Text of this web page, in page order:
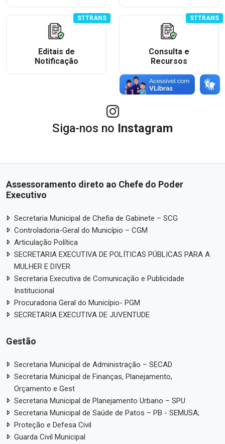
Editais de
Notificação
STTRANS
Consulta e
Recursos
STTRANS
Siga-nos no Instagram
Assessoramento direto ao Chefe do Poder
Executivo
Secretaria Municipal de Chefia de Gabinete – SCG
Controladoria-Geral do Município – CGM
Articulação Política
SECRETARIA EXECUTIVA DE POLÍTICAS PÚBLICAS PARA A
MULHER E DIVER
Secretaria Executiva de Comunicação e Publicidade
Institucional
Procuradoria Geral do Município- PGM
SECRETARIA EXECUTIVA DE JUVENTUDE
Gestão
Secretaria Municipal de Administração – SECAD
Secretaria Municipal de Finanças, Planejamento,
Orçamento e Gest
Secretaria Municipal de Planejamento Urbano – SPU
Secretaria Municipal de Saúde de Patos – PB - SEMUSA;
Proteção e Defesa Civil
Guarda Civil Municipal